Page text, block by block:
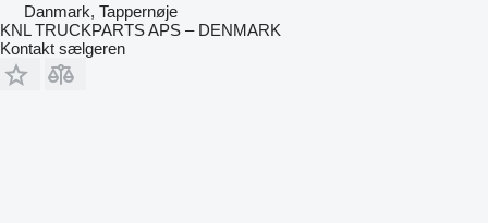
Danmark, Tappernøje
KNL TRUCKPARTS APS – DENMARK
Kontakt sælgeren